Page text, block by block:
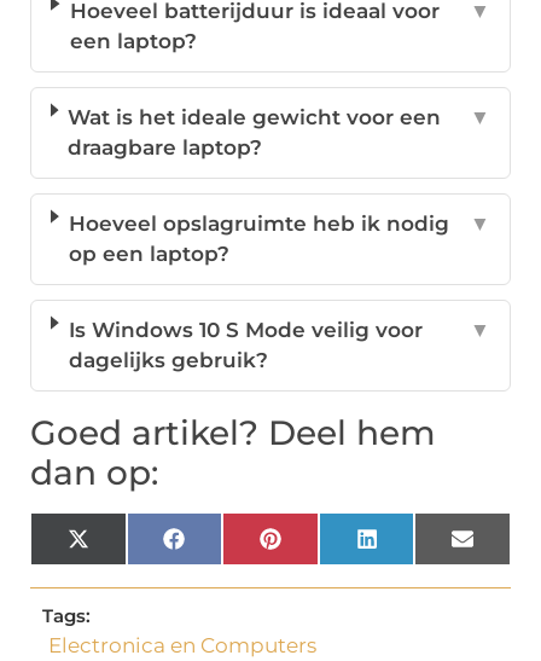
Hoeveel batterijduur is ideaal voor
een laptop?
▼
Wat is het ideale gewicht voor een
draagbare laptop?
▼
Hoeveel opslagruimte heb ik nodig
op een laptop?
▼
Is Windows 10 S Mode veilig voor
dagelijks gebruik?
▼
Goed artikel? Deel hem
dan op:
X
(Twitter)
FacebookPinterestLinkedInEmail
Tags:
Electronica en Computers